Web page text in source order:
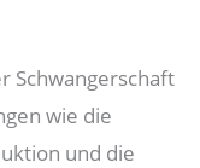
Schwangerschaft
wie die
und die